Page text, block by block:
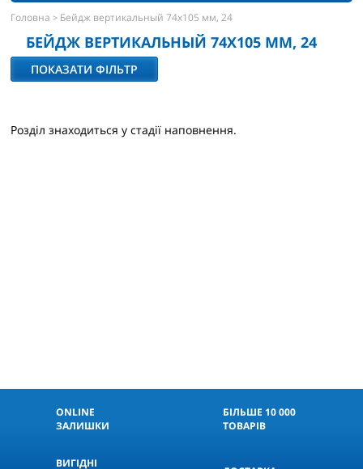
Головна > Бейдж вертикальный 74х105 мм, 24
БЕЙДЖ ВЕРТИКАЛЬНЫЙ 74Х105 ММ, 24
ПОКАЗАТИ ФІЛЬТР
Розділ знаходиться у стадії наповнення.
ONLINE
ЗАЛИШКИ
БІЛЬШЕ 10 000
ТОВАРІВ
ВИГІДНІ